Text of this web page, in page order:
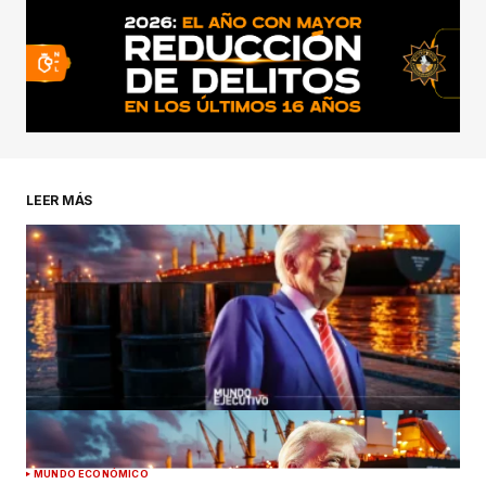
conectado
LEER MÁS
MUNDO ECONÓMICO